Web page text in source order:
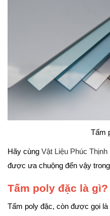
Tấm
Hãy cùng Vật Liệu Phúc Thịnh
được ưa chuộng đến vậy
Tấm poly đặc là gì?
Tấm poly đặc, còn được gọi